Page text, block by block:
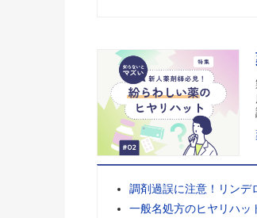
調剤過誤に注意！リンデ
一般名処方のヒヤリハッ